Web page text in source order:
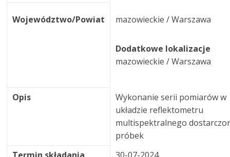
Województwo/Powiat mazowieckie / Warszawa
Dodatkowe lokalizacje
mazowieckie / Warszawa
Opis
Wykonanie serii pomiarów w
układzie reflektometru
multispektralnego
próbek